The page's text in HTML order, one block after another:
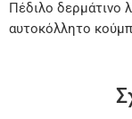
Πέδιλο δερμάτινο
αυτοκόλλητο